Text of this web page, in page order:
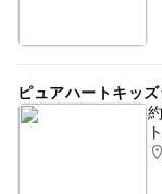
ピュアハートキッ